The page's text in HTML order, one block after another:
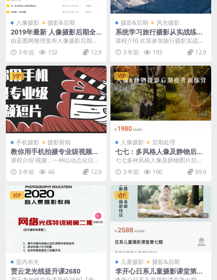
人像摄影 摄影&后期
2019年最新 人像摄影后期全
能班第四期
由蓝图网整理发布人像摄影后期全
能班第四期
3 年前 152 12.9
摄影&后期 风光摄影
系统学习旅行摄影从实战练习
开始
课程介绍 欢迎参加旅行摄影实战练
习课程！本课程将帮助您从零基础
开始，通过实际拍摄...
3 年前 193 12.9
VIP
手机摄影 摄影剪辑
教你用手机拍摄专业级视频短
片
课程介绍 视频，一种以动态化信息
传递方式，因融合了文字、语音、
画面等多种表达形式...
3 年前 46 12.9
VIP
人像摄影 后期处理
七七：​多风格人像及静物后期
课
七七多种风格人像及静物图片后期
训练课程摄影教程
3 年前 160 89.9
VIP
室内布光
贾云龙光线提升课2680
VIP
儿童摄影 摄影&后期
李开心日系儿童摄影课堂第七